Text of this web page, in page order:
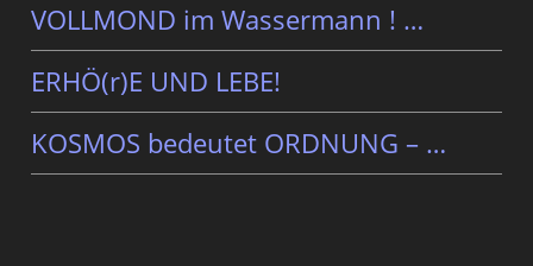
VOLLMOND im Wassermann ! …
ERHÖ(r)E UND LEBE!
KOSMOS bedeutet ORDNUNG – …